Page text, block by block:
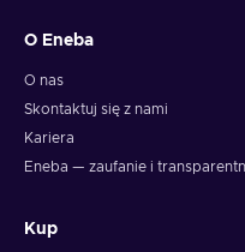
O Eneba
O nas
Skontaktuj się z nami
Kariera
Eneba — zaufanie i
Kup